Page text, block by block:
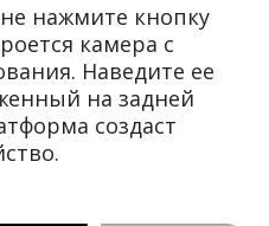
нажмите кнопку
камера с
Наведите ее
на задней
создаст